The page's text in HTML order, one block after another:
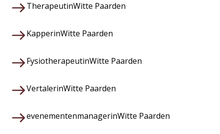
TherapeutinWitte Paarden
KapperinWitte Paarden
FysiotherapeutinWitte Paarden
VertalerinWitte Paarden
evenementenmanagerinWitte Paarden